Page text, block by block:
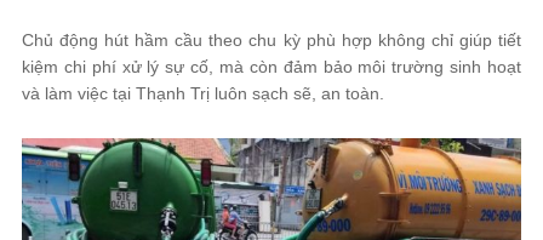
Chủ động hút hầm cầu theo chu kỳ phù hợp không chỉ giúp tiết
kiệm chi phí xử lý sự cố, mà còn đảm bảo môi trường sinh hoạt
và làm việc tại Thạnh Trị luôn sạch sẽ, an toàn.